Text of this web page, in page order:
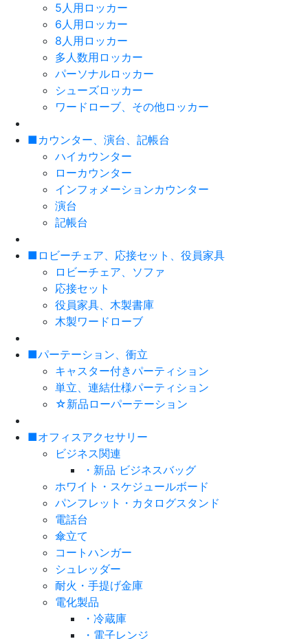
5人用ロッカー
6人用ロッカー
8人用ロッカー
多人数用ロッカー
パーソナルロッカー
シューズロッカー
ワードローブ、その他ロッカー
■カウンター、演台、記帳台
ハイカウンター
ローカウンター
インフォメーションカウンター
演台
記帳台
■ロビーチェア、応接セット、役員家具
ロビーチェア、ソファ
応接セット
役員家具、木製書庫
木製ワードローブ
■パーテーション、衝立
キャスター付きパーティション
単立、連結仕様パーティション
☆新品ローパーテーション
■オフィスアクセサリー
ビジネス関連
・新品 ビジネスバッグ
ホワイト・スケジュールボード
パンフレット・カタログスタンド
電話台
傘立て
コートハンガー
シュレッダー
耐火・手提げ金庫
電化製品
・冷蔵庫
・電子レンジ